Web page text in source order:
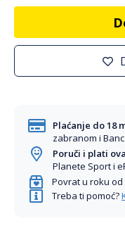
Plaćanje do 18
zabranom i
Poruči i plati
Planete Sport i
Povrat u roku od
Treba ti pomoć?